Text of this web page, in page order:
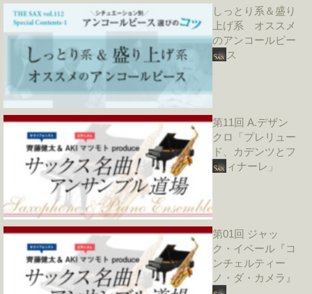
しっとり系＆盛り
上げ系 オススメ
のアンコールピー
ス
第11回 A.デザン
クロ「プレリュー
ド、カデンツとフ
ィナーレ」
第01回 ジャッ
ク・イベール『コ
ンチェルティー
ノ・ダ・カメラ』